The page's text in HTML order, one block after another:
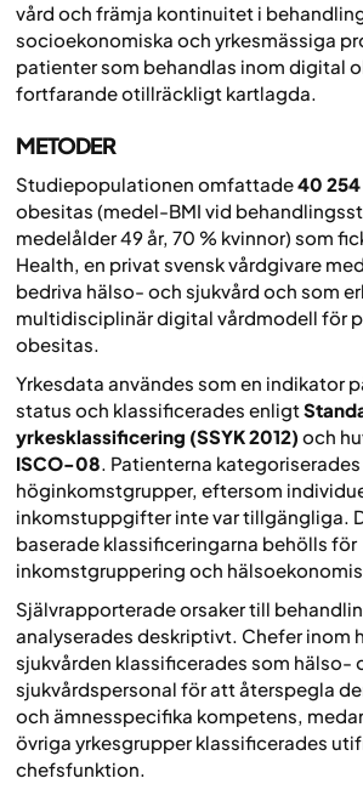
vård och främja kontinuitet i
socioekonomiska och yrkesmässiga
patienter som behandlas inom digital
fortfarande otillräckligt kartlagda.
METODER
Studiepopulationen omfattade40 254
obesitas (medel-BMI vid
medelålder 49 år, 70 % kvinnor) som
Health, en privat svensk vårdgivare
bedriva hälso- och sjukvård och som
multidisciplinär digital vårdmodell för
obesitas.
Yrkesdata användes som en indikator
status och klassificerades enligt
yrkesklassificering (SSYK 2012) och
ISCO-08. Patienterna
höginkomstgrupper, eftersom
inkomstuppgifter inte var tillgängliga.
baserade klassificeringarna behölls för
inkomstgruppering och
Självrapporterade orsaker till
analyserades deskriptivt. Chefer inom
sjukvården klassificerades som hälso-
sjukvårdspersonal för att återspegla
och ämnesspecifika kompetens,
övriga yrkesgrupper klassificerades
chefsfunktion.